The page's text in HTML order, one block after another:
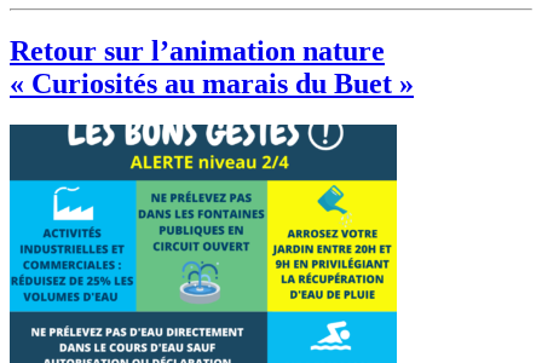
Retour sur l’animation nature
« Curiosités au marais du Buet »